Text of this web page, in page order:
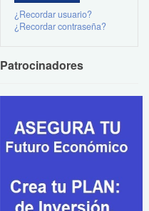
¿Recordar usuario?
¿Recordar contraseña?
Patrocinadores